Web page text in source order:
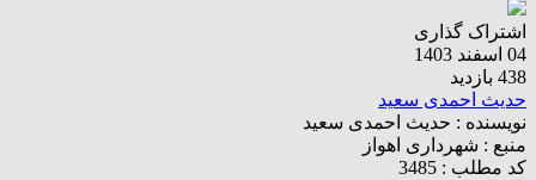
اشتراک گذاری
04 اسفند 1403
438 بازدید
حدیث احمدی سعید
نویسنده : حدیث احمدی سعید
منبع : شهرداری اهواز
کد مطلب : 3485